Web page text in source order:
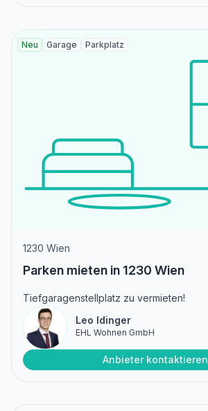
Neu Garage Parkplatz
1230 Wien
Parken mieten in 1230 Wien
Tiefgaragenstellplatz zu vermieten!
Leo Idinger
EHL Wohnen GmbH
Anbieter kontaktieren